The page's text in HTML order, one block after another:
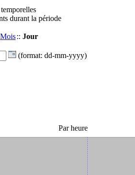
durant la période
Mois:: Jour
(format: dd-mm-yyyy)
Par heure